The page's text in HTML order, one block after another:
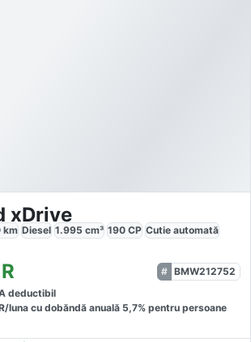
xDrive
km Diesel 1.995 cm³ 190 CP Cutie automată
BMW212752
deductibil
lunacu dobăndă anuală 5,7% pentru persoane